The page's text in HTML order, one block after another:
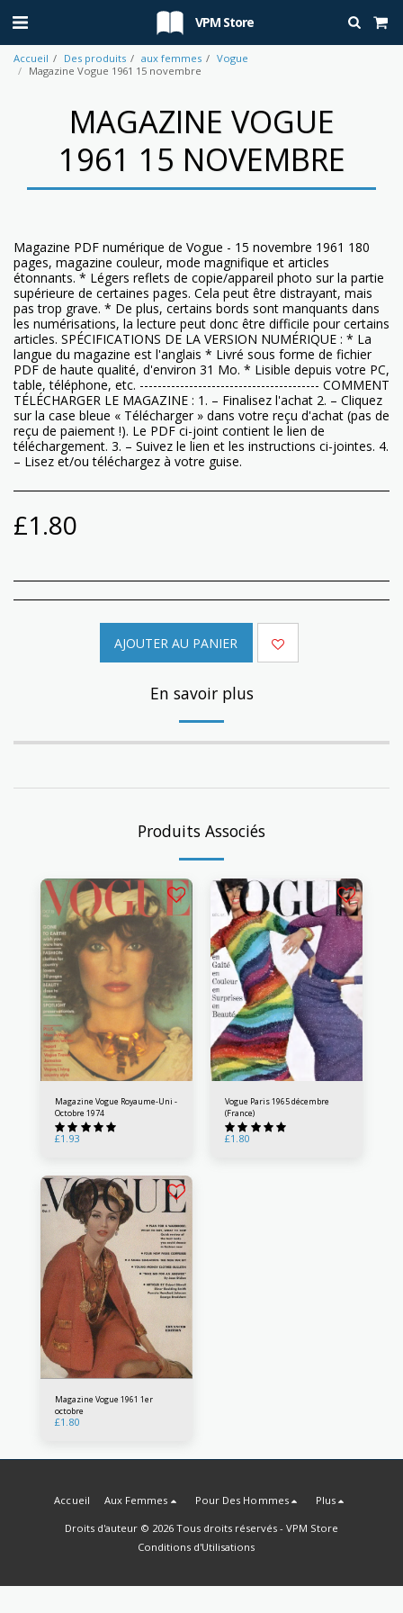
VPM Store
Accueil Des produits aux femmes
Vogue
Magazine Vogue 1961 15 novembre
MAGAZINE VOGUE
1961 15 NOVEMBRE
Magazine PDF numérique de Vogue - 15 novembre 1961 180
pages, magazine couleur, mode magnifique et articles
étonnants. * Légers reflets de copie/appareil photo sur la partie
supérieure de certaines pages. Cela peut être distrayant, mais
pas trop grave. * De plus, certains bords sont manquants dans
les numérisations, la lecture peut donc être difficile pour certains
articles. SPÉCIFICATIONS DE LA VERSION NUMÉRIQUE : * La
langue du magazine est l'anglais * Livré sous forme de fichier
PDF de haute qualité, d'environ 31 Mo. * Lisible depuis votre PC,
table, téléphone, etc. ---------------------------------------- COMMENT
TÉLÉCHARGER LE MAGAZINE : 1. – Finalisez l'achat 2. – Cliquez
sur la case bleue « Télécharger » dans votre reçu d'achat (pas de
reçu de paiement !). Le PDF ci-joint contient le lien de
téléchargement. 3. – Suivez le lien et les instructions ci-jointes. 4.
– Lisez et/ou téléchargez à votre guise.
£1.80
AJOUTER AU PANIER
En savoir plus
Produits Associés
Magazine Vogue Royaume-Uni -
Octobre 1974
£1.93
Vogue Paris 1965 décembre
(France)
£1.80
Magazine Vogue 1961 1er
octobre
£1.80
Accueil Aux Femmes Pour Des Hommes Plus
Droits d'auteur © 2026 Tous droits réservés - VPM Store
Conditions d'Utilisations